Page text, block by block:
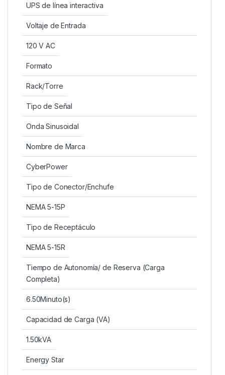
UPS de línea interactiva
Voltaje de Entrada
120 V AC
Formato
Rack/Torre
Tipo de Señal
Onda Sinusoidal
Nombre de Marca
CyberPower
Tipo de Conector/Enchufe
NEMA 5-15P
Tipo de Receptáculo
NEMA 5-15R
Tiempo de Autonomía/ de Reserva (Carga
Completa)
6.50Minuto(s)
Capacidad de Carga (VA)
1.50kVA
Energy Star